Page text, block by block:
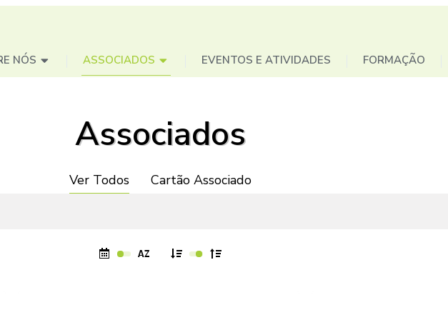
NÓS ASSOCIADOS EVENTOS E ATIVIDADES FORMAÇÃO
Associados
Ver Todos Cartão Associado